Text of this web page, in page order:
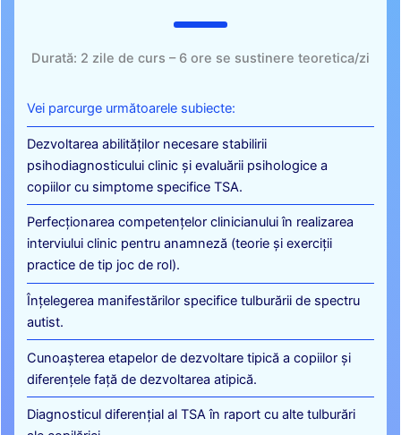
Durată: 2 zile de curs – 6 ore se sustinere teoretica/zi
Vei parcurge următoarele subiecte:
Dezvoltarea abilităților necesare stabilirii
psihodiagnosticului clinic și evaluării psihologice a
copiilor cu simptome specifice TSA.
Perfecționarea competențelor clinicianului în realizarea
interviului clinic pentru anamneză (teorie și exerciții
practice de tip joc de rol).
Înțelegerea manifestărilor specifice tulburării de spectru
autist.
Cunoașterea etapelor de dezvoltare tipică a copiilor și
diferențele față de dezvoltarea atipică.​
Diagnosticul diferențial al TSA în raport cu alte tulburări